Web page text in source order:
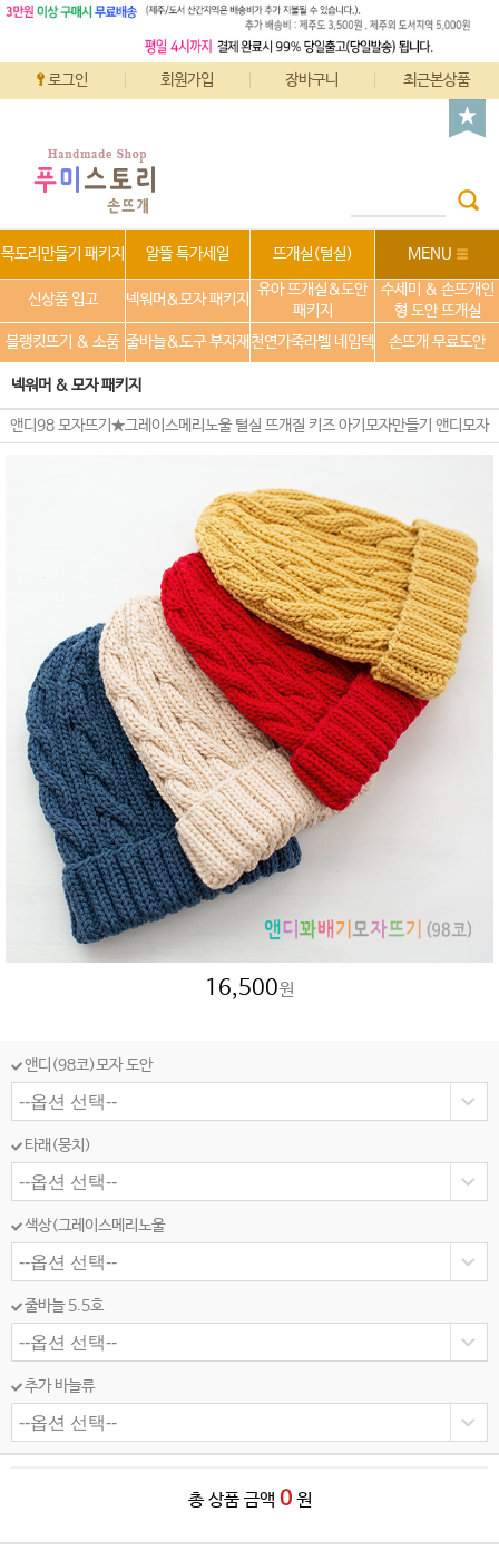
로그인 회원가입 장바구니 최근본상품
목도리만들기 패키지 알뜰 특가세일 뜨개실(털실) MENU
신상품 입고 넥워머&모자 패키지
유아 뜨개실&도안
패키지
수세미 & 손뜨개인
형 도안 뜨개실
블랭킷뜨기 & 소품 줄바늘&도구 부자재 천연가죽라벨 네임텍 손뜨개 무료도안
넥워머 & 모자 패키지
앤디98 모자뜨기★그레이스메리노울 털실 뜨개질 키즈 아기모자만들기 앤디모자
16,500원
앤디(98코)모자 도안
타래(뭉치)
색상(그레이스메리노울
줄바늘 5.5호
추가 바늘류
총 상품 금액 0 원